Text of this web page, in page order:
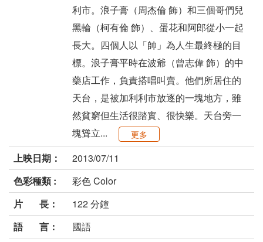
利市。浪子膏（周杰倫 飾）和三個哥們兒
黑輪（柯有倫 飾）、蛋花和阿郎從小一起
長大。四個人以「帥」為人生最終極的目
標。浪子膏平時在波爺（曾志偉 飾）的中
藥店工作，負責搭唱叫賣。他們所居住的
天台，是被加利利市放逐的一塊地方，雖
然貧窮但生活很踏實、很快樂。天台旁一
塊聳立...
更多
上映日期：
2013/07/11
色彩種類 :
彩色 Color
片 長：
122 分鐘
語 言：
國語